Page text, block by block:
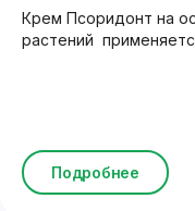
Крем Псоридонт на
растений
Подробнее